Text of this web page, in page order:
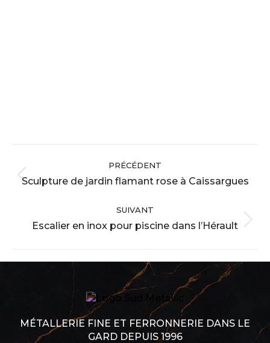
album
PRÉCÉDENT
Album
:
Sculpture de jardin flamant rose à Caissargues
SUIVANT
Album
Escalier en inox pour piscine dans l’Hérault
MÉTALLERIE FINE ET FERRONNERIE DANS LE
GARD DEPUIS 1996